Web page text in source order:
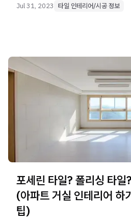
디자인이 많아서 포세린 타일과는 달리
Jul 31, 2023 타일 인테리어/시공 정보
포세린 타일? 폴리싱 타일
(아파트 거실 인테리어 하
팁)